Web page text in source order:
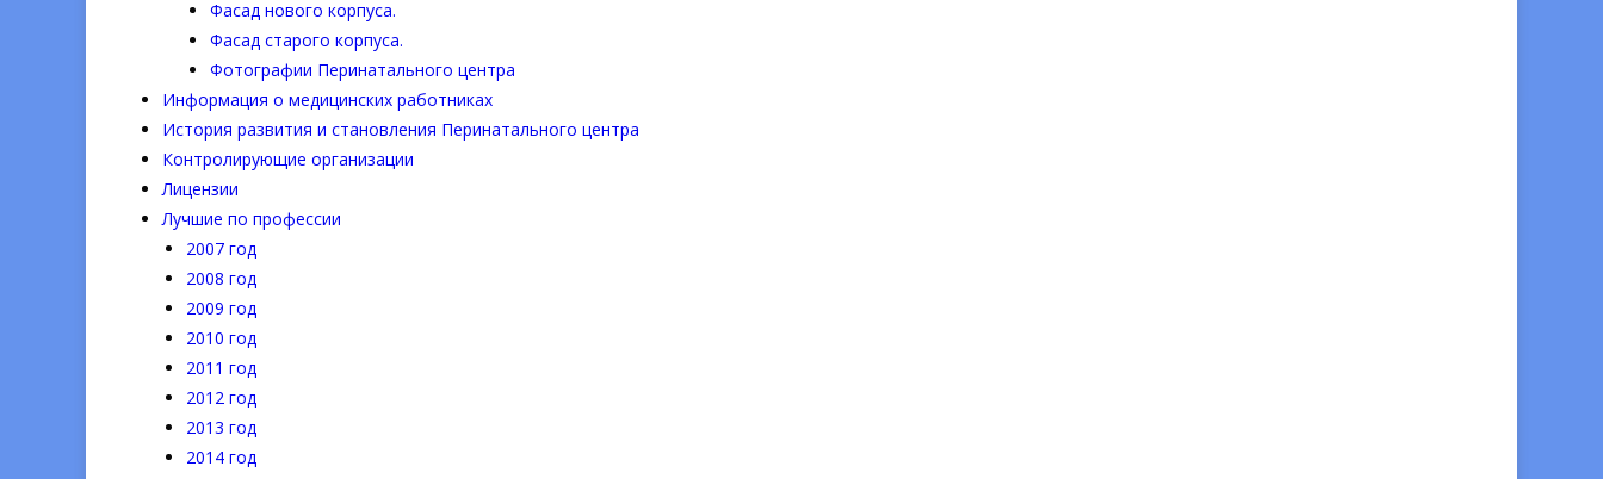
Фасад нового корпуса.
Фасад старого корпуса.
Фотографии Перинатального центра
Информация о медицинских работниках
История развития и становления Перинатального центра
Контролирующие организации
Лицензии
Лучшие по профессии
2007 год
2008 год
2009 год
2010 год
2011 год
2012 год
2013 год
2014 год